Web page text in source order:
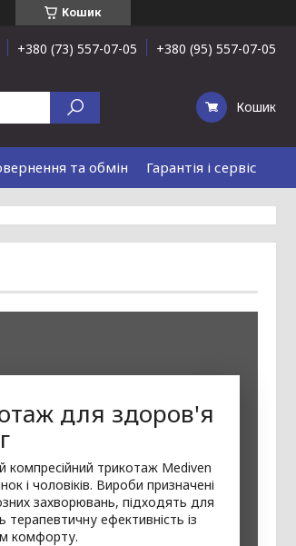
Кошик
+380 (73) 557-07-05 +380 (95) 557-07-05
Кошик
та обмін Гарантія і сервіс
для здоров'я
компресійний трикотаж Mediven
і чоловіків. Вироби призначені
захворювань, підходять для
ефективність із
комфорту.